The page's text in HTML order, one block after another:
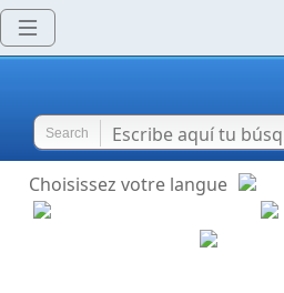
Search
Choisissez votre langue